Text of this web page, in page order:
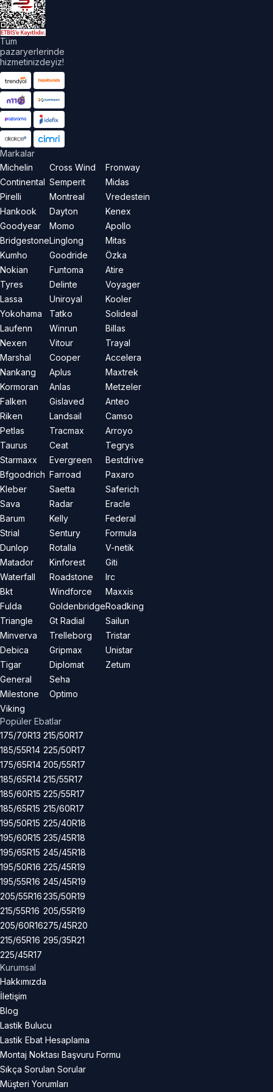
Tüm
pazaryerlerinde
hizmetinizdeyiz!
Markalar
Michelin
Continental
Pirelli
Hankook
Goodyear
Bridgestone
Kumho
Nokian
Tyres
Lassa
Yokohama
Laufenn
Nexen
Marshal
Nankang
Kormoran
Falken
Riken
Petlas
Taurus
Starmaxx
Bfgoodrich
Kleber
Sava
Barum
Strial
Dunlop
Matador
Waterfall
Bkt
Fulda
Triangle
Minverva
Debica
Tigar
General
Milestone
Viking
Cross Wind
Semperit
Montreal
Dayton
Momo
Linglong
Goodride
Funtoma
Delinte
Uniroyal
Tatko
Winrun
Vitour
Cooper
Aplus
Anlas
Gislaved
Landsail
Tracmax
Ceat
Evergreen
Farroad
Saetta
Radar
Kelly
Sentury
Rotalla
Kinforest
Roadstone
Windforce
Goldenbridge
Gt Radial
Trelleborg
Gripmax
Diplomat
Seha
Optimo
Fronway
Midas
Vredestein
Kenex
Apollo
Mitas
Özka
Atire
Voyager
Kooler
Solideal
Billas
Trayal
Accelera
Maxtrek
Metzeler
Anteo
Camso
Arroyo
Tegrys
Bestdrive
Paxaro
Saferich
Eracle
Federal
Formula
V-netik
Giti
Irc
Maxxis
Roadking
Sailun
Tristar
Unistar
Zetum
Popüler Ebatlar
175/70R13
185/55R14
175/65R14
185/65R14
185/60R15
185/65R15
195/50R15
195/60R15
195/65R15
195/50R16
195/55R16
205/55R16
215/55R16
205/60R16
215/65R16
225/45R17
215/50R17
225/50R17
205/55R17
215/55R17
225/55R17
215/60R17
225/40R18
235/45R18
245/45R18
225/45R19
245/45R19
235/50R19
205/55R19
275/45R20
295/35R21
Kurumsal
Hakkımızda
İletişim
Blog
Lastik Bulucu
Lastik Ebat Hesaplama
Montaj Noktası Başvuru Formu
Sıkça Sorulan Sorular
Müşteri Yorumları